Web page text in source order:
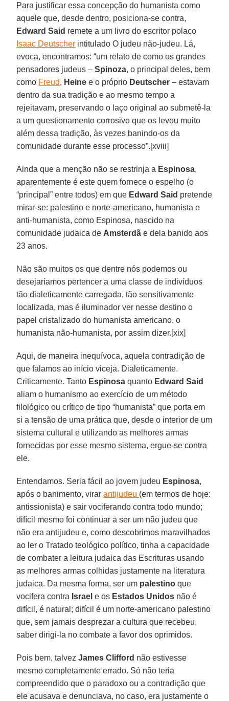
Para justificar essa concepção do humanista como
aquele que, desde dentro, posiciona-se contra,
Edward Said remete a um livro do escritor polaco
Isaac Deutscher intitulado O judeu não-judeu. Lá,
evoca, encontramos: “um relato de como os grandes
pensadores judeus –Spinoza, o principal deles, bem
como Freud, Heine e o próprio Deutscher – estavam
dentro da sua tradição e ao mesmo tempo a
rejeitavam, preservando o laço original ao submetê-la
a um questionamento corrosivo que os levou muito
além dessa tradição, às vezes banindo-os da
comunidade durante esse processo”.[xviii]
Ainda que a menção não se restrinja a Espinosa,
aparentemente é este quem fornece o espelho (o
“principal” entre todos) em que Edward Said pretende
mirar-se: palestino e norte-americano, humanista e
anti-humanista, como Espinosa, nascido na
comunidade judaica de Amsterdã e dela banido aos
23 anos.
Não são muitos os que dentre nós podemos ou
desejaríamos pertencer a uma classe de indivíduos
tão dialeticamente carregada, tão sensitivamente
localizada, mas é iluminador ver nesse destino o
papel cristalizado do humanista americano, o
humanista não-humanista, por assim dizer.[xix]
Aqui, de maneira inequívoca, aquela contradição de
que falamos ao início viceja. Dialeticamente.
Criticamente. Tanto Espinosa quanto Edward Said
aliam o humanismo ao exercício de um método
filológico ou crítico de tipo “humanista” que porta em
si a tensão de uma prática que, desde o interior de um
sistema cultural e utilizando as melhores armas
fornecidas por esse mesmo sistema, ergue-se contra
ele.
Entendamos. Seria fácil ao jovem judeu Espinosa,
após o banimento, virarantijudeu (em termos de hoje:
antissionista) e sair vociferando contra todo mundo;
difícil mesmo foi continuar a ser um não judeu que
não era antijudeu e, como descobrimos maravilhados
ao ler o Tratado teológico político, tinha a capacidade
de combater a leitura judaica das Escrituras usando
as melhores armas colhidas justamente na literatura
judaica. Da mesma forma, ser um palestino que
vocifera contra Israel e os Estados Unidos não é
difícil, é natural; difícil é um norte-americano palestino
que, sem jamais desprezar a cultura que recebeu,
saber dirigi-la no combate a favor dos oprimidos.
Pois bem, talvezJames Clifford não estivesse
mesmo completamente errado. Só não teria
compreendido que o paradoxo ou a contradição que
ele acusava e denunciava, no caso, era justamente o